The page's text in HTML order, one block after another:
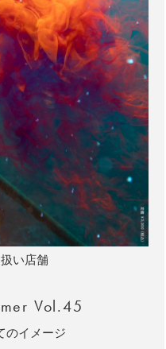
い店舗
Vol.45
のイメージ